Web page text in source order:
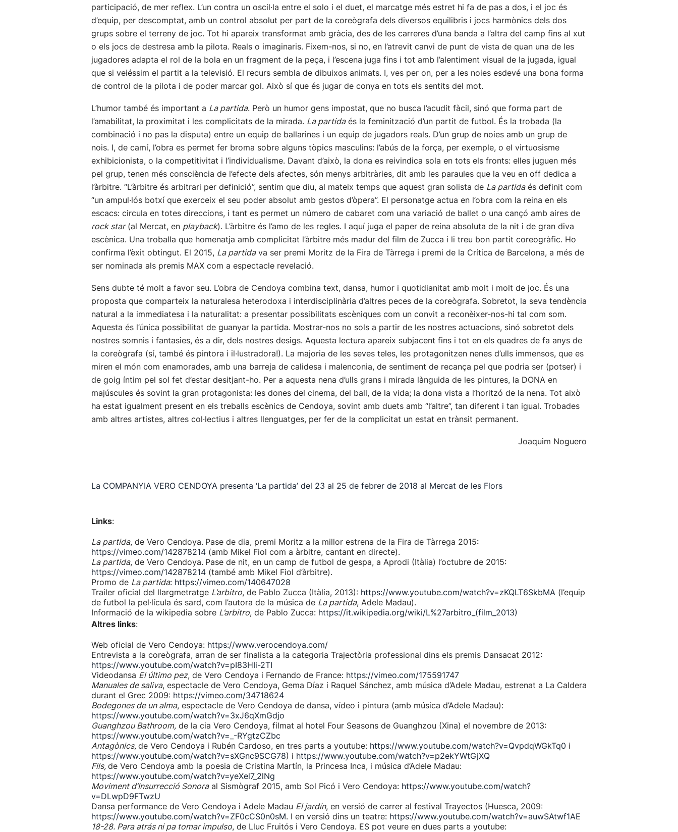
participació, de mer reflex. L’un contra un oscil·la entre el solo i el duet, el marcatge més estret hi fa de pas a dos, i el joc és
d’equip, per descomptat, amb un control absolut per part de la coreògrafa dels diversos equilibris i jocs harmònics dels dos
grups sobre el terreny de joc. Tot hi apareix transformat amb gràcia, des de les carreres d’una banda a l’altra del camp fins al xut
o els jocs de destresa amb la pilota. Reals o imaginaris. Fixem-nos, si no, en l’atrevit canvi de punt de vista de quan una de les
jugadores adapta el rol de la bola en un fragment de la peça, i l’escena juga fins i tot amb l’alentiment visual de la jugada, igual
que si veiéssim el partit a la televisió. El recurs sembla de dibuixos animats. I, ves per on, per a les noies esdevé una bona forma
de control de la pilota i de poder marcar gol. Això sí que és jugar de conya en tots els sentits del mot.
L’humor també és important a La partida. Però un humor gens impostat, que no busca l’acudit fàcil, sinó que forma part de
l’amabilitat, la proximitat i les complicitats de la mirada. La partidaés la feminització d’un partit de futbol. És la trobada (la
combinació i no pas la disputa) entre un equip de ballarines i un equip de jugadors reals. D’un grup de noies amb un grup de
nois. I, de camí, l’obra es permet fer broma sobre alguns tòpics masculins: l’abús de la força, per exemple, o el virtuosisme
exhibicionista, o la competitivitat i l’individualisme. Davant d’això, la dona es reivindica sola en tots els fronts: elles juguen més
pel grup, tenen més consciència de l’efecte dels afectes, són menys arbitràries, dit amb les paraules que la veu en off dedica a
l’àrbitre. “L’àrbitre és arbitrari per definició”, sentim que diu, al mateix temps que aquest gran solista de La partidaés definit com
“un ampul·lós botxí que exerceix el seu poder absolut amb gestos d’òpera”. El personatge actua en l’obra com la reina en els
escacs: circula en totes direccions, i tant es permet un número de cabaret com una variació de ballet o una cançó amb aires de
rock star(al Mercat, en playback). L’àrbitre és l’amo de les regles. I aquí juga el paper de reina absoluta de la nit i de gran diva
escènica. Una troballa que homenatja amb complicitat l’àrbitre més madur del film de Zucca i li treu bon partit coreogràfic. Ho
confirma l’èxit obtingut. El 2015, La partidava ser premi Moritz de la Fira de Tàrrega i premi de la Crítica de Barcelona, a més de
ser nominada als premis MAX com a espectacle revelació.
Sens dubte té molt a favor seu. L’obra de Cendoya combina text, dansa, humor i quotidianitat amb molt i molt de joc. És una
proposta que comparteix la naturalesa heterodoxa i interdisciplinària d’altres peces de la coreògrafa. Sobretot, la seva tendència
natural a la immediatesa i la naturalitat: a presentar possibilitats escèniques com un convit a reconèixer-nos-hi tal com som.
Aquesta és l’única possibilitat de guanyar la partida. Mostrar-nos no sols a partir de les nostres actuacions, sinó sobretot dels
nostres somnis i fantasies, és a dir, dels nostres desigs. Aquesta lectura apareix subjacent fins i tot en els quadres de fa anys de
la coreògrafa (sí, també és pintora i il·lustradora!). La majoria de les seves teles, les protagonitzen nenes d’ulls immensos, que es
miren el món com enamorades, amb una barreja de calidesa i malenconia, de sentiment de recança pel que podria ser (potser) i
de goig íntim pel sol fet d’estar desitjant-ho. Per a aquesta nena d’ulls grans i mirada lànguida de les pintures, la DONA en
majúscules és sovint la gran protagonista: les dones del cinema, del ball, de la vida; la dona vista a l’horitzó de la nena. Tot això
ha estat igualment present en els treballs escènics de Cendoya, sovint amb duets amb “l’altre”, tan diferent i tan igual. Trobades
amb altres artistes, altres col·lectius i altres llenguatges, per fer de la complicitat un estat en trànsit permanent.
Joaquim Noguero
La COMPANYIA VERO CENDOYA presenta ‘La partida’ del 23 al 25 de febrer de 2018 al Mercat de les Flors
Links:
La partida, de Vero Cendoya. Pase de dia, premi Moritz a la millor estrena de la Fira de Tàrrega 2015:
https://vimeo.com/142878214(amb Mikel Fiol com a àrbitre, cantant en directe).
La partida, de Vero Cendoya. Pase de nit, en un camp de futbol de gespa, a Aprodi (Itàlia) l’octubre de 2015:
https://vimeo.com/142878214(també amb Mikel Fiol d’àrbitre).
Promo de La partida: https://vimeo.com/140647028
Trailer oficial del llargmetratge L’arbitro, de Pablo Zucca (Itàlia, 2013): https://www.youtube.com/watch?v=zKQLT6SkbMA(l’equip
de futbol la pel·lícula és sard, com l’autora de la música de La partida, Adele Madau).
Informació de la wikipedia sobre L’arbitro, de Pablo Zucca: https://it.wikipedia.org/wiki/L%27arbitro_(film_2013)
Altres links:
Web oficial de Vero Cendoya: https://www.verocendoya.com/
Entrevista a la coreògrafa, arran de ser finalista a la categoria Trajectòria professional dins els premis Dansacat 2012:
https://www.youtube.com/watch?v=pI83HIi-2TI
Videodansa El último pez, de Vero Cendoya i Fernando de France: https://vimeo.com/175591747
Manuales de saliva, espectacle de Vero Cendoya, Gema Díaz i Raquel Sánchez, amb música d’Adele Madau, estrenat a La Caldera
durant el Grec 2009: https://vimeo.com/34718624
Bodegones de un alma, espectacle de Vero Cendoya de dansa, vídeo i pintura (amb música d’Adele Madau):
https://www.youtube.com/watch?v=3xJ6qXmGdjo
Guanghzou Bathroom,de la cia Vero Cendoya, filmat al hotel Four Seasons de Guanghzou (Xina) el novembre de 2013:
https://www.youtube.com/watch?v=_-RYgtzCZbc
Antagònics, de Vero Cendoya i Rubén Cardoso, en tres parts a youtube: https://www.youtube.com/watch?v=QvpdqWGkTq0 i
https://www.youtube.com/watch?v=sXGnc9SCG78) i https://www.youtube.com/watch?v=p2ekYWtGjXQ
Fils, de Vero Cendoya amb la poesia de Cristina Martín, la Princesa Inca, i música d’Adele Madau:
https://www.youtube.com/watch?v=yeXel7_2lNg
Moviment d’Insurrecció Sonoraal Sismògraf 2015, amb Sol Picó i Vero Cendoya: https://www.youtube.com/watch?
v=DLwpD9FTwzU
Dansa performance de Vero Cendoya i Adele Madau El jardín, en versió de carrer al festival Trayectos (Huesca, 2009:
https://www.youtube.com/watch?v=ZF0cCS0n0sM. I en versió dins un teatre: https://www.youtube.com/watch?v=auwSAtwf1AE
18-28. Para atrás ni pa tomar impulso, de Lluc Fruitós i Vero Cendoya. ES pot veure en dues parts a youtube: